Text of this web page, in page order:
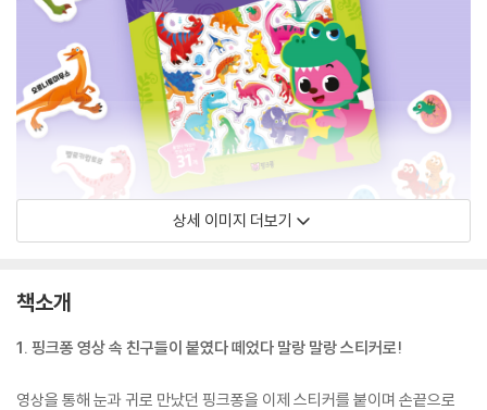
상세 이미지 더보기
책소개
1. 핑크퐁 영상 속 친구들이 붙였다 떼었다 말랑 말랑 스티커로!
영상을 통해 눈과 귀로 만났던 핑크퐁을 이제 스티커를 붙이며 손끝으로